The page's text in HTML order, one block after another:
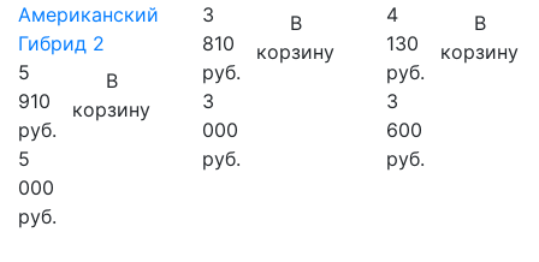
Американский
Гибрид 2
5
910
руб.
5
000
руб.
В
корзину
3
810
руб.
3
000
руб.
В
корзину
4
130
руб.
3
600
руб.
В
корзину